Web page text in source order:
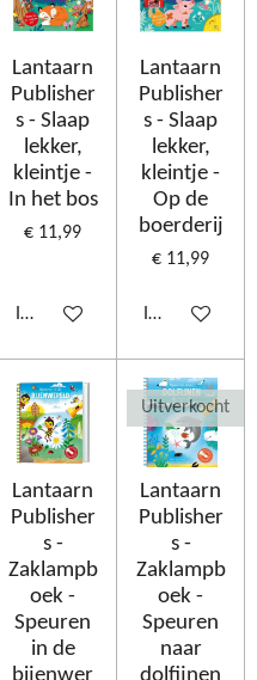
Lantaarn
Publisher
s - Slaap
lekker,
kleintje -
In het bos
€ 11,99
In winkelwagen
Lantaarn
Publisher
s - Slaap
lekker,
kleintje -
Op de
boerderij
€ 11,99
In
Lantaarn
Publisher
s -
Zaklampb
oek -
Speuren
in de
Uitverkocht
Lantaarn
Publisher
s -
Zaklampb
oek -
Speuren
naar